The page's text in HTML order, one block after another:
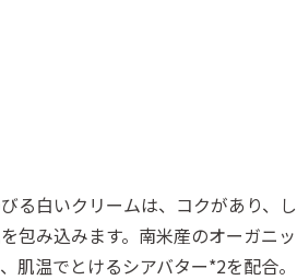
る白いクリームは、コクがあり、し
包み込みます。南米産のオーガニッ
肌温でとけるシアバター*2を配合。